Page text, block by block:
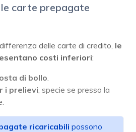
carte prepagate
delle carte di credito, le
costi inferiori:
di bollo
i prelievi , specie se presso la
ricaricabili possono